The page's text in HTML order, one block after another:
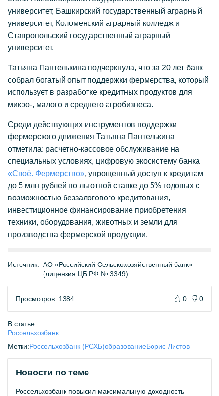
университет, Башкирский государственный аграрный
университет, Коломенский аграрный колледж и
Ставропольский государственный аграрный
университет.
Татьяна Пантелькина подчеркнула, что за 20 лет банк
собрал богатый опыт поддержки фермерства, который
использует в разработке кредитных продуктов для
микро-, малого и среднего агробизнеса.
Среди действующих инструментов поддержки
фермерского движения Татьяна Пантелькина
отметила: расчетно-кассовое обслуживание на
специальных условиях, цифровую экосистему банка
«Своё. Фермерство», упрощенный доступ к кредитам
до 5 млн рублей по льготной ставке до 5% годовых с
возможностью беззалогового кредитования,
инвестиционное финансирование приобретения
техники, оборудования, животных и земли для
производства фермерской продукции.
Источник: АО «Российский Сельскохозяйственный банк»
(лицензия ЦБ РФ № 3349)
Просмотров: 1384 0 0
В статье:
Россельхозбанк
Метки:Россельхозбанк (РСХБ)образованиеБорис Листов
Новости по теме
Россельхозбанк повысил максимальную доходность